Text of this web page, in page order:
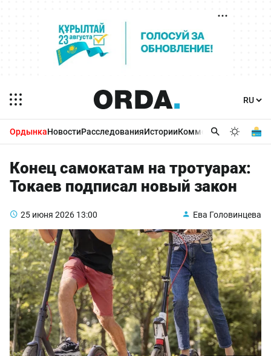
ОрдынкаНовостиРасследованияИсторииКомментарииБизнес
Конец самокатам на тротуарах:
Токаев подписал новый закон
25 июня 2026 13:00 Ева Головинцева